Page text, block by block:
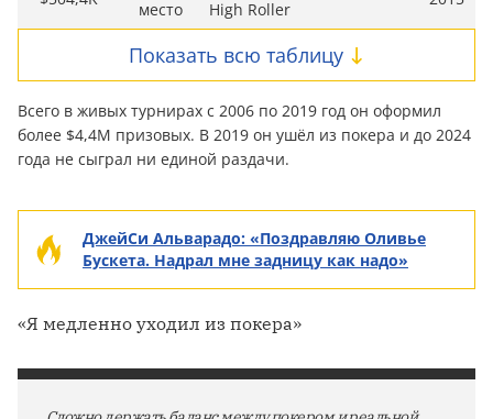
место
High Roller
Показать всю таблицу
Всего в живых турнирах с 2006 по 2019 год он оформил
более $4,4M призовых. В 2019 он ушёл из покера и до 2024
года не сыграл ни единой раздачи.
ДжейСи Альварадо: «Поздравляю Оливье
Бускета. Надрал мне задницу как надо»
«Я медленно уходил из покера»